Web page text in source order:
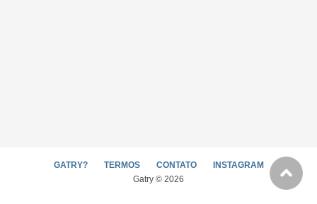
GATRY? TERMOS CONTATO
INSTAGRAM
Gatry © 2026